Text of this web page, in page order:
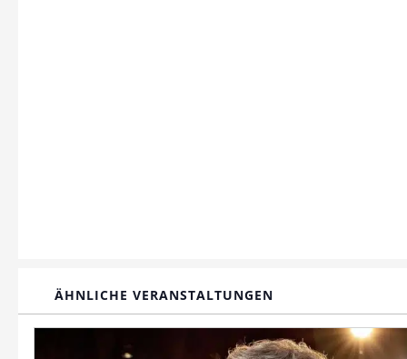
ÄHNLICHE VERANSTALTUNGEN